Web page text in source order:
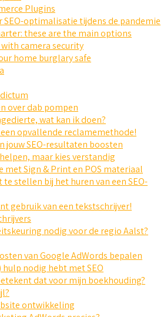
Plugins
SEO-optimalisatie tijdens de pandemie
these are the main options
camera security
home burglary safe
over dab pompen
wat kan ik doen?
opvallende reclamemethode!
jouw SEO-resultaten boosten
maar kies verstandig
met Sign & Print en POS materiaal
te stellen bij het huren van een SEO-
gebruik van een tekstschrijver!
nodig voor de regio Aalst?
van Google AdWords bepalen
hulp nodig hebt met SEO
dat voor mijn boekhouding?
ontwikkeling